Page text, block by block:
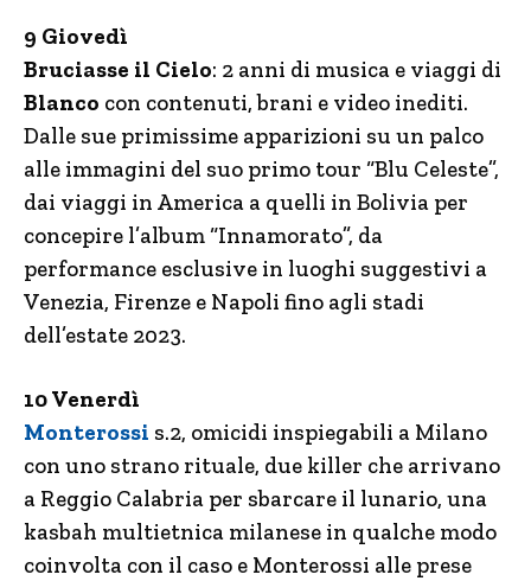
9 Giovedì
Bruciasse il Cielo: 2 anni di musica e viaggi di
Blanco con contenuti, brani e video inediti.
Dalle sue primissime apparizioni su un palco
alle immagini del suo primo tour “Blu Celeste”,
dai viaggi in America a quelli in Bolivia per
concepire l’album “Innamorato”, da
performance esclusive in luoghi suggestivi a
Venezia, Firenze e Napoli fino agli stadi
dell’estate 2023.
10 Venerdì
Monterossi s.2, omicidi inspiegabili a Milano
con uno strano rituale, due killer che arrivano
a Reggio Calabria per sbarcare il lunario, una
kasbah multietnica milanese in qualche modo
coinvolta con il caso e Monterossi alle prese